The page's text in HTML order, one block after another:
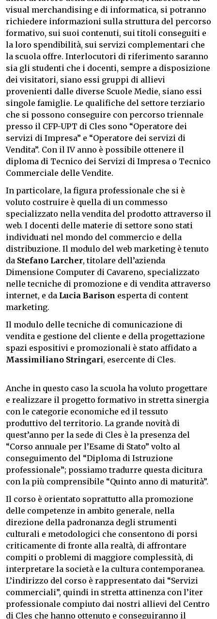
visual merchandising e di informatica, si potranno
richiedere informazioni sulla struttura del percorso
formativo, sui suoi contenuti, sui titoli conseguiti e
la loro spendibilità, sui servizi complementari che
la scuola offre. Interlocutori di riferimento saranno
sia gli studenti che i docenti, sempre a disposizione
dei visitatori, siano essi gruppi di allievi
provenienti dalle diverse Scuole Medie, siano essi
singole famiglie. Le qualifiche del settore terziario
che si possono conseguire con percorso triennale
presso il CFP-UPT di Cles sono “Operatore dei
servizi di Impresa” e “Operatore dei servizi di
Vendita”. Con il IV anno è possibile ottenere il
diploma di Tecnico dei Servizi di Impresa o Tecnico
Commerciale delle Vendite.
In particolare, la figura professionale che si è
voluto costruire è quella di un commesso
specializzato nella vendita del prodotto attraverso il
web. I docenti delle materie di settore sono stati
individuati nel mondo del commercio e della
distribuzione. Il modulo del web marketing è tenuto
da Stefano Larcher, titolare dell’azienda
Dimensione Computer di Cavareno, specializzato
nelle tecniche di promozione e di vendita attraverso
internet, e da Lucia Barison esperta di content
marketing.
Il modulo delle tecniche di comunicazione di
vendita e gestione del cliente e della progettazione
spazi espositivi e promozionali è stato affidato a
Massimiliano Stringari, esercente di Cles.
Anche in questo caso la scuola ha voluto progettare
e realizzare il progetto formativo in stretta sinergia
con le categorie economiche ed il tessuto
produttivo del territorio. La grande novità di
quest’anno per la sede di Cles è la presenza del
“Corso annuale per l’Esame di Stato” volto al
conseguimento del “Diploma di Istruzione
professionale”; possiamo tradurre questa dicitura
con la più comprensibile “Quinto anno di maturità”.
Il corso è orientato soprattutto alla promozione
delle competenze in ambito generale, nella
direzione della padronanza degli strumenti
culturali e metodologici che consentono di porsi
criticamente di fronte alla realtà, di affrontare
compiti o problemi di maggiore complessità, di
interpretare la società e la cultura contemporanea.
L’indirizzo del corso è rappresentato dai “Servizi
commerciali”, quindi in stretta attinenza con l’iter
professionale compiuto dai nostri allievi del Centro
di Cles che hanno ottenuto e conseguiranno il